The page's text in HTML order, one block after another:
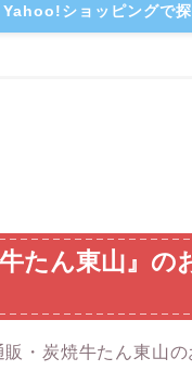
Yahoo!ショッピングで
たん東山』の
・炭焼牛たん東山の